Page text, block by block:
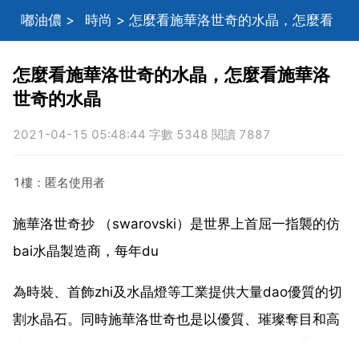
嘟油儂 > 時尚 > 怎麼看施華洛世奇的水晶，怎麼看
施華洛世奇的水晶
怎麼看施華洛世奇的水晶，怎麼看施華洛
世奇的水晶
2021-04-15 05:48:44 字數 5348 閱讀 7887
1樓：匿名使用者
施華洛世奇抄 （swarovski）是世界上首屈一指襲的仿
bai水晶製造商，每年du
為時裝、首飾zhi及水晶燈等工業提供大量dao優質的切
割水晶石。同時施華洛世奇也是以優質、璀璨奪目和高